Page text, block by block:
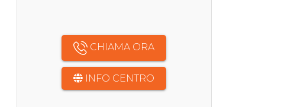
CHIAMA ORA
INFO CENTRO